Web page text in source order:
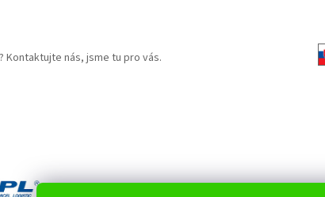
nás, jsme tu pro vás.